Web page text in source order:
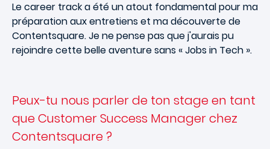
Le career track a été un atout fondamental pour ma
préparation aux entretiens et ma découverte de
Contentsquare. Je ne pense pas que j'aurais pu
rejoindre cette belle aventure sans « Jobs in Tech ».
Peux-tu nous parler de ton stage en tant
que Customer Success Manager chez
Contentsquare ?